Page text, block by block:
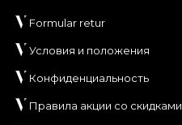
Formular retur
Условия и положения
Конфиденциальность
Правила акции со скидками